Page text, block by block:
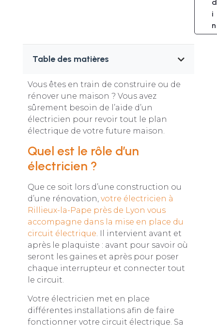
d
i
n
Table des matières
Vous êtes en train de construire ou de
rénover une maison ? Vous avez
sûrement besoin de l’aide d’un
électricien pour revoir tout le plan
électrique de votre future maison.
Quel est le rôle d’un
électricien ?
Que ce soit lors d’une construction ou
d’une rénovation,votre électricien à
Rillieux-la-Pape près de Lyon vous
accompagne dans la mise en place du
circuit électrique. Il intervient avant et
après le plaquiste : avant pour savoir où
seront les gaines et après pour poser
chaque interrupteur et connecter tout
le circuit.
Votre électricien met en place
différentes installations afin de faire
fonctionner votre circuit électrique. Sa